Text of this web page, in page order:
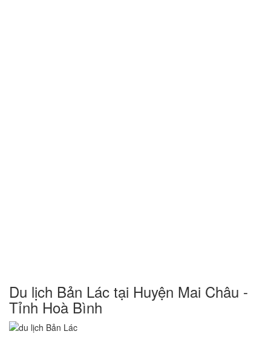
Du lịch Bản Lác tại Huyện Mai Châu -
Tỉnh Hoà Bình